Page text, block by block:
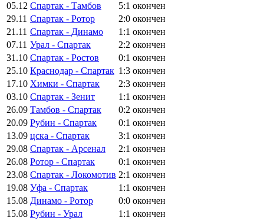
05.12 Спартак - Тамбов 5:1 окончен
29.11 Спартак - Ротор 2:0 окончен
21.11 Спартак - Динамо 1:1 окончен
07.11 Урал - Спартак 2:2 окончен
31.10 Спартак - Ростов 0:1 окончен
25.10 Краснодар - Спартак 1:3 окончен
17.10 Химки - Спартак 2:3 окончен
03.10 Спартак - Зенит 1:1 окончен
26.09 Тамбов - Спартак 0:2 окончен
20.09 Рубин - Спартак 0:1 окончен
13.09 цска - Спартак 3:1 окончен
29.08 Спартак - Арсенал 2:1 окончен
26.08 Ротор - Спартак 0:1 окончен
23.08 Спартак - Локомотив 2:1 окончен
19.08 Уфа - Спартак 1:1 окончен
15.08 Динамо - Ротор 0:0 окончен
15.08 Рубин - Урал 1:1 окончен